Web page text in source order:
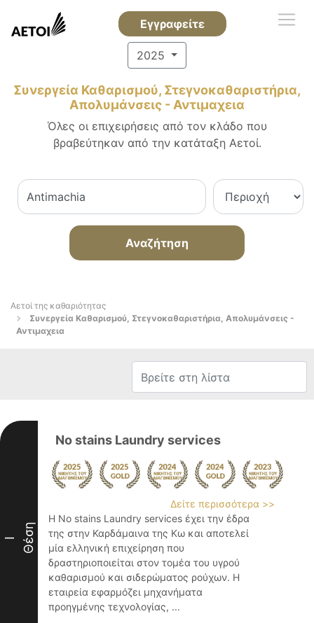
Εγγραφείτε
2025
Συνεργεία Καθαρισμού, Στεγνοκαθαριστήρια,
Απολυμάνσεις - Αντιμαχεια
Όλες οι επιχειρήσεις από τον κλάδο που
βραβεύτηκαν από την κατάταξη Αετοί.
Αναζήτηση
Αετοί της καθαριότητας
Συνεργεία Καθαρισμού, Στεγνοκαθαριστήρια, Απολυμάνσεις -
Αντιμαχεια
I Θέση
No stains Laundry services
Δείτε περισσότερα >>
Η No stains Laundry services έχει την έδρα
της στην Καρδάμαινα της Κω και αποτελεί
μία ελληνική επιχείρηση που
δραστηριοποιείται στον τομέα του υγρού
καθαρισμού και σιδερώματος ρούχων. Η
εταιρεία εφαρμόζει μηχανήματα
προηγμένης τεχνολογίας, ...